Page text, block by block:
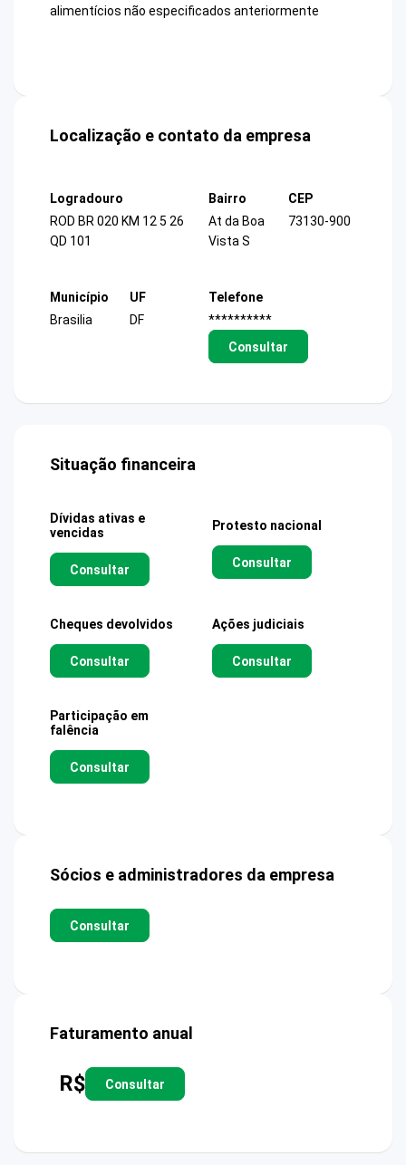
alimentícios não especificados anteriormente
Localização e contato da empresa
Logradouro
ROD BR 020 KM 12 5 26
QD 101
Bairro
At da Boa
Vista S
CEP
73130-900
Município
Brasilia
UF
DF
Telefone
**********
Consultar
Situação financeira
Dívidas ativas e
vencidas
Consultar
Protesto nacional
Consultar
Cheques devolvidos
Consultar
Ações judiciais
Consultar
Participação em
falência
Consultar
Sócios e administradores da empresa
Consultar
Faturamento anual
R$ Consultar